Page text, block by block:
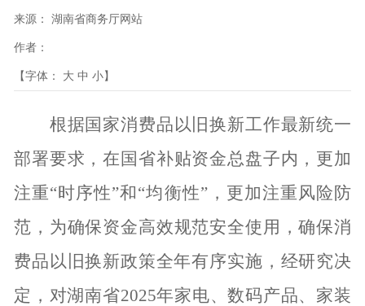
来源： 湖南省商务厅网站
作者：
【字体： 大 中 小】
根据国家消费品以旧换新工作最新统一
部署要求，在国省补贴资金总盘子内， 更加
注重“时序性”和“均衡性”，更加注重风险防
范 ，为确保资金高效规范安全使用，确保消
费品以旧换新政策全年有序实施，经研究决
定，对湖南省2025年家电、数码产品、家装